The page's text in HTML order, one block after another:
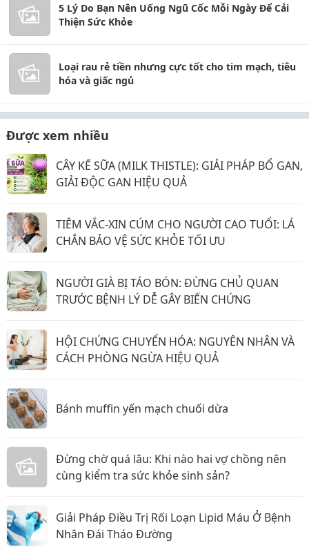
5 Lý Do Bạn Nên Uống Ngũ Cốc Mỗi Ngày Để Cải
Thiện Sức Khỏe
Loại rau rẻ tiền nhưng cực tốt cho tim mạch, tiêu
hóa và giấc ngủ
Được xem nhiều
CÂY KẾ SỮA (MILK THISTLE): GIẢI PHÁP BỔ GAN,
GIẢI ĐỘC GAN HIỆU QUẢ
TIÊM VẮC-XIN CÚM CHO NGƯỜI CAO TUỔI: LÁ
CHẮN BẢO VỆ SỨC KHỎE TỐI ƯU
NGƯỜI GIÀ BỊ TÁO BÓN: ĐỪNG CHỦ QUAN
TRƯỚC BỆNH LÝ DỄ GÂY BIẾN CHỨNG
HỘI CHỨNG CHUYỂN HÓA: NGUYÊN NHÂN VÀ
CÁCH PHÒNG NGỪA HIỆU QUẢ
Bánh muffin yến mạch chuối dừa
Đừng chờ quá lâu: Khi nào hai vợ chồng nên
cùng kiểm tra sức khỏe sinh sản?
Giải Pháp Điều Trị Rối Loạn Lipid Máu Ở Bệnh
Nhân Đái Tháo Đường